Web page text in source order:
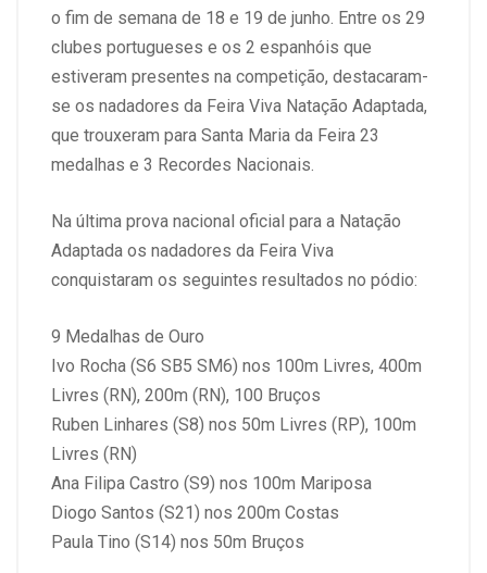
o fim de semana de 18 e 19 de junho. Entre os 29
clubes portugueses e os 2 espanhóis que
estiveram presentes na competição, destacaram-
se os nadadores da Feira Viva Natação Adaptada,
que trouxeram para Santa Maria da Feira 23
medalhas e 3 Recordes Nacionais.
Na última prova nacional oficial para a Natação
Adaptada os nadadores da Feira Viva
conquistaram os seguintes resultados no pódio:
9 Medalhas de Ouro
Ivo Rocha (S6 SB5 SM6) nos 100m Livres, 400m
Livres (RN), 200m (RN), 100 Bruços
Ruben Linhares (S8) nos 50m Livres (RP), 100m
Livres (RN)
Ana Filipa Castro (S9) nos 100m Mariposa
Diogo Santos (S21) nos 200m Costas
Paula Tino (S14) nos 50m Bruços